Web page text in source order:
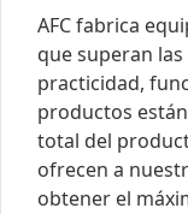
AFC fabrica
que superan
practicidad,
productos
total del
ofrecen a
obtener el